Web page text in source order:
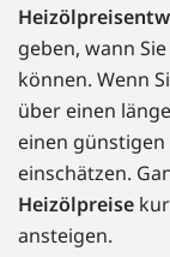
geben, wann
können. Wenn
über einen
einen
einschätzen.
Heizölpreise
ansteigen.